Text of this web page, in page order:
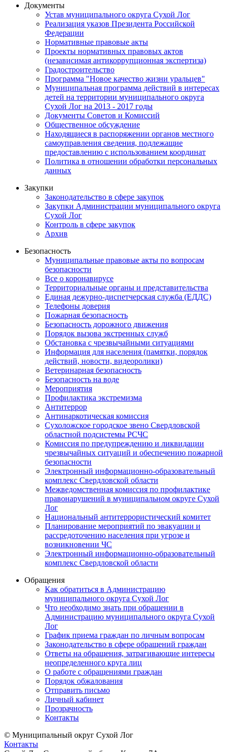
Документы
Устав муниципального округа Сухой Лог
Реализация указов Президента Российской
Федерации
Нормативные правовые акты
Проекты нормативных правовых актов
(независимая антикоррупционная экспертиза)
Градостроительство
Программа "Новое качество жизни уральцев"
Муниципальная программа действий в интересах
детей на территории муниципального округа
Сухой Лог на 2013 - 2017 годы
Документы Советов и Комиссий
Общественное обсуждение
Находящиеся в распоряжении органов местного
самоуправления сведения, подлежащие
предоставлению с использованием координат
Политика в отношении обработки персональных
данных
Закупки
Законодательство в сфере закупок
Закупки Администрации муниципального округа
Сухой Лог
Контроль в сфере закупок
Архив
Безопасность
Муниципальные правовые акты по вопросам
безопасности
Все о коронавирусе
Территориальные органы и представительства
Единая дежурно-диспетчерская служба (ЕДДС)
Телефоны доверия
Пожарная безопасность
Безопасность дорожного движения
Порядок вызова экстренных служб
Обстановка с чрезвычайными ситуациями
Информация для населения (памятки, порядок
действий, новости, видеоролики)
Ветеринарная безопасность
Безопасность на воде
Мероприятия
Профилактика экстремизма
Антитеррор
Антинаркотическая комиссия
Сухоложское городское звено Свердловской
областной подсистемы РСЧС
Комиссия по предупреждению и ликвидации
чрезвычайных ситуаций и обеспечению пожарной
безопасности
Электронный информационно-образовательный
комплекс Cвердловской области
Межведомственная комиссия по профилактике
правонарушений в муниципальном округе Сухой
Лог
Национальный антитеррористический комитет
Планирование мероприятий по эвакуации и
рассредоточению населения при угрозе и
возникновении ЧС
Электронный информационно-образовательный
комплекс Свердловской области
Обращения
Как обратиться в Администрацию
муниципального округа Сухой Лог
Что необходимо знать при обращении в
Администрацию муниципального округа Сухой
Лог
График приема граждан по личным вопросам
Законодательство в сфере обращений граждан
Ответы на обращения, затрагивающие интересы
неопределенного круга лиц
О работе с обращениями граждан
Порядок обжалования
Отправить письмо
Личный кабинет
Прозрачность
Контакты
© Муниципальный округ Сухой Лог
Контакты